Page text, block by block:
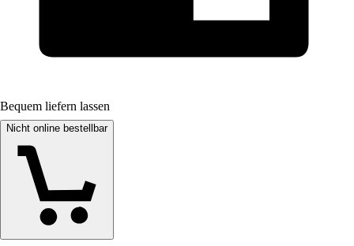
Bequem liefern lassen
Nicht online bestellbar